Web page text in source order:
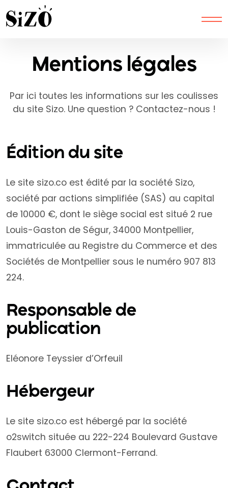
Mentions légales
Par ici toutes les informations sur les coulisses
du site Sizo. Une question ? Contactez-nous !
Édition du site
Le site sizo.co est édité par la société Sizo,
société par actions simplifiée (SAS) au capital
de 10000 €, dont le siège social est situé 2 rue
Louis-Gaston de Ségur, 34000 Montpellier,
immatriculée au Registre du Commerce et des
Sociétés de Montpellier sous le numéro 907 813
224.
Responsable de
publication
Eléonore Teyssier d’Orfeuil
Hébergeur
Le site sizo.co est hébergé par la société
o2switch située au 222-224 Boulevard Gustave
Flaubert 63000 Clermont-Ferrand.